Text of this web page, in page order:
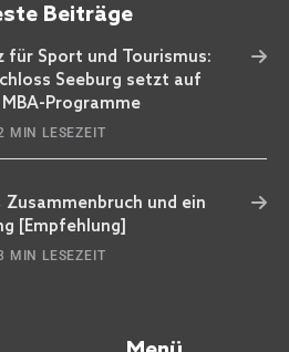
Beiträge
für Sport und Tourismus:
Seeburg setzt auf
Programme
MIN LESEZEIT
Zusammenbruch und ein
[Empfehlung]
MIN LESEZEIT